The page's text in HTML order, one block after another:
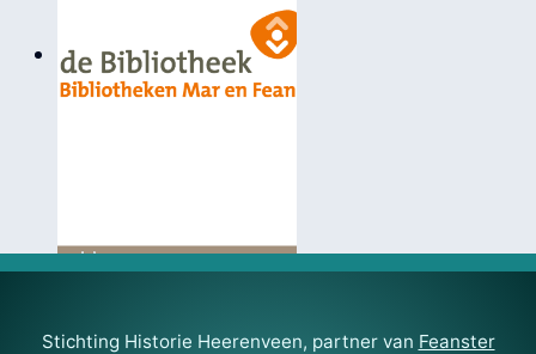
Stichting Historie Heerenveen, partner van Feanster